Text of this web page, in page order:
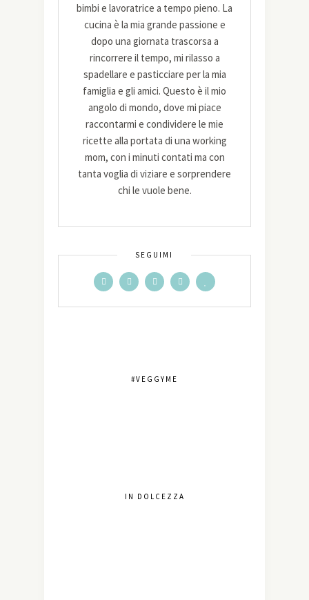
bimbi e lavoratrice a tempo pieno. La
cucina è la mia grande passione e
dopo una giornata trascorsa a
rincorrere il tempo, mi rilasso a
spadellare e pasticciare per la mia
famiglia e gli amici. Questo è il mio
angolo di mondo, dove mi piace
raccontarmi e condividere le mie
ricette alla portata di una working
mom, con i minuti contati ma con
tanta voglia di viziare e sorprendere
chi le vuole bene.
SEGUIMI
#VEGGYME
IN DOLCEZZA